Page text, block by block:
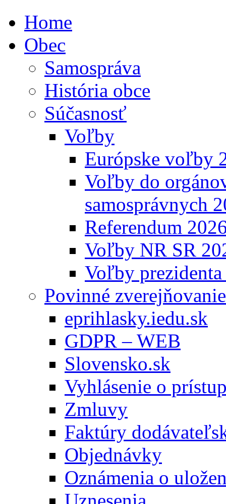
Home
Obec
Samospráva
História obce
Súčasnosť
Voľby
Európske voľby
Voľby do
samosprávnych
Referendum
Voľby NR SR
Voľby
Povinné zverejňovanie
eprihlasky.iedu.sk
GDPR – WEB
Slovensko.sk
Vyhlásenie o
Zmluvy
Faktúry
Objednávky
Oznámenia o